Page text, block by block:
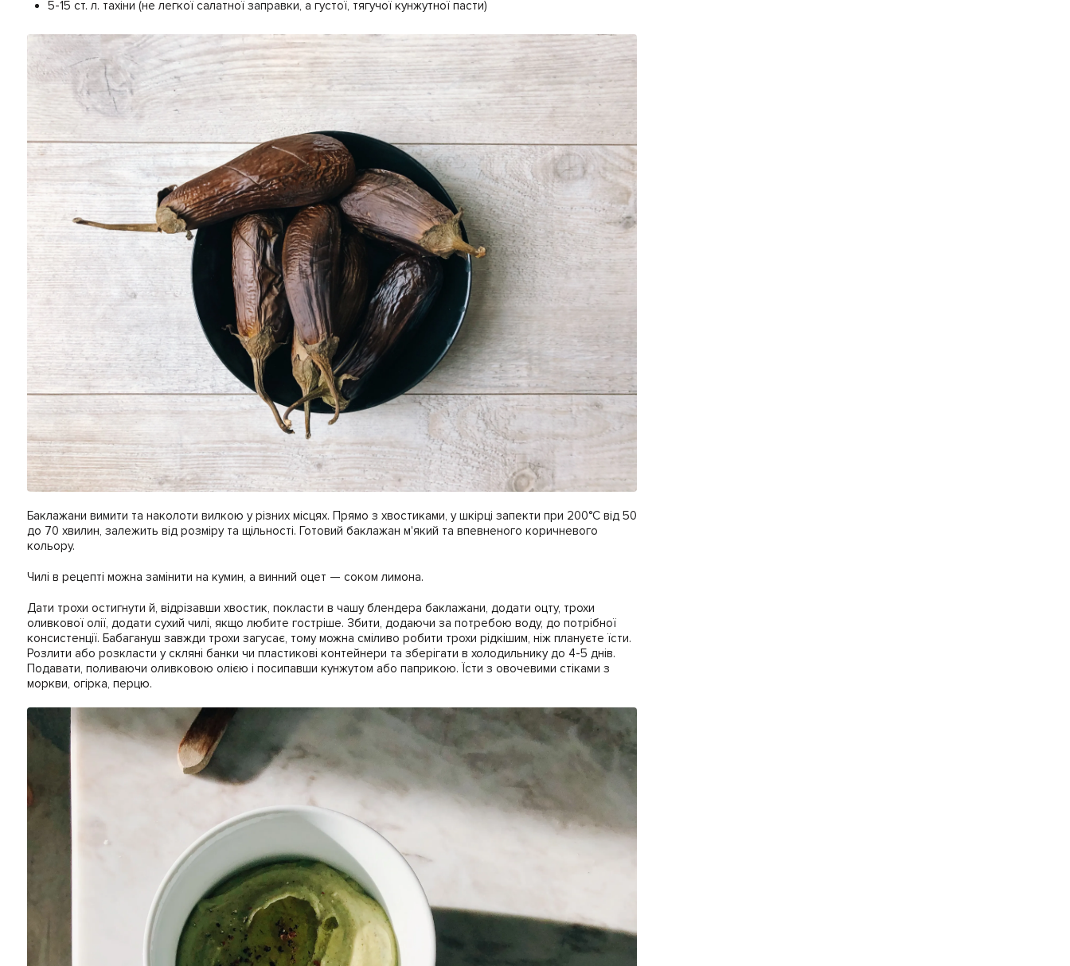
5-15 ст. л. тахіни (не легкої салатної заправки, а густої, тягучої кунжутної пасти)
Баклажани вимити та наколоти вилкою у різних місцях. Прямо з хвостиками, у шкірці запекти при 200°C від 50
до 70 хвилин, залежить від розміру та щільності. Готовий баклажан м'який та впевненого коричневого
кольору.
Чилі в рецепті можна замінити на кумин, а винний оцет — соком лимона.
Дати трохи остигнути й, відрізавши хвостик, покласти в чашу блендера баклажани, додати оцту, трохи
оливкової олії, додати сухий чилі, якщо любите гостріше. Збити, додаючи за потребою воду, до потрібної
консистенції. Бабагануш завжди трохи загусає, тому можна сміливо робити трохи рідкішим, ніж плануєте їсти.
Розлити або розкласти у скляні банки чи пластикові контейнери та зберігати в холодильнику до 4-5 днів.
Подавати, поливаючи оливковою олією і посипавши кунжутом або паприкою. Їсти з овочевими стіками з
моркви, огірка, перцю.